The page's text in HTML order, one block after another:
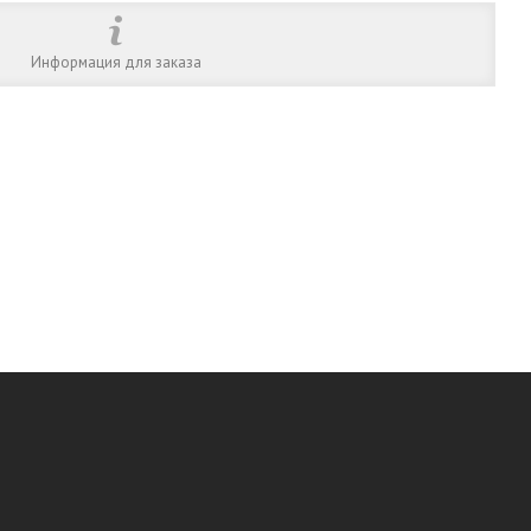
Информация для заказа